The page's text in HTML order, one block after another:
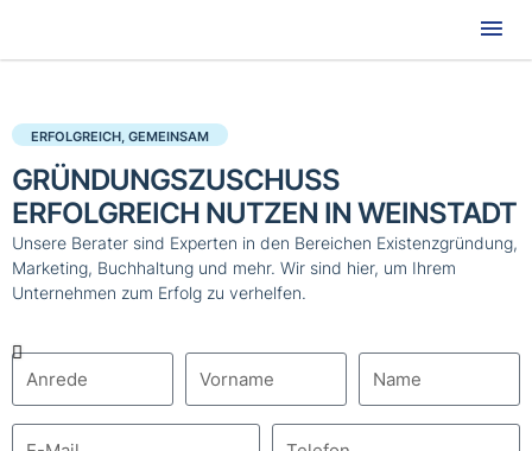
ERFOLGREICH, GEMEINSAM
GRÜNDUNGSZUSCHUSS
ERFOLGREICH NUTZEN IN WEINSTADT
Unsere Berater sind Experten in den Bereichen Existenzgründung,
Marketing, Buchhaltung und mehr. Wir sind hier, um Ihrem
Unternehmen zum Erfolg zu verhelfen.